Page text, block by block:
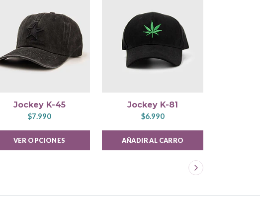
Jockey K-45
$7.990
VER OPCIONES
Jockey K-81
$6.990
AÑADIR AL CARRO